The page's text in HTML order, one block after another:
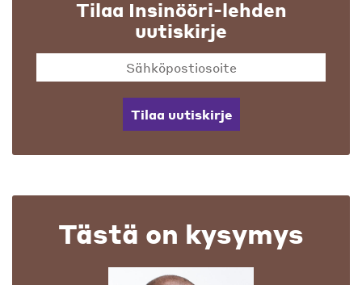
Tilaa Insinööri-lehden
uutiskirje
Tilaa uutiskirje
Tästä on kysymys